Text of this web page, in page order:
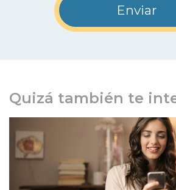
Quizá también te